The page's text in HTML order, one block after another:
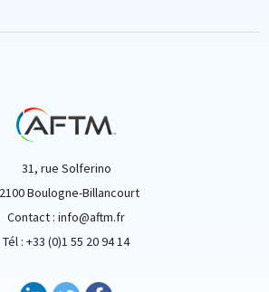
31, rue Solferino
Boulogne-Billancourt
Contact : info@aftm.fr
Tél : +33 (0)1 55 20 94 14